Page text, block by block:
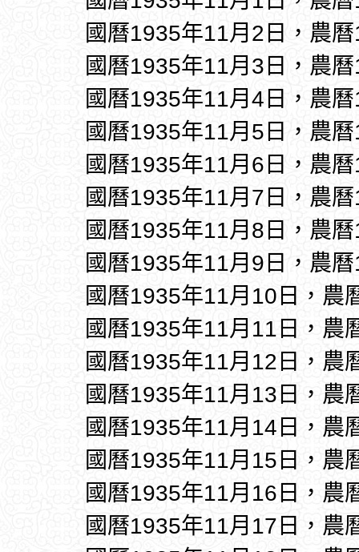
國曆1935年11月2日，農
國曆1935年11月3日，農
國曆1935年11月4日，農
國曆1935年11月5日，農
國曆1935年11月6日，農
國曆1935年11月7日，農
國曆1935年11月8日，農
國曆1935年11月9日，農
國曆1935年11月10日，農
國曆1935年11月11日，農
國曆1935年11月12日，農
國曆1935年11月13日，農
國曆1935年11月14日，農
國曆1935年11月15日，農
國曆1935年11月16日，農
國曆1935年11月17日，農